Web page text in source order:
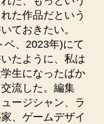
た作品だという
ておきたい。
ベ、2023年)にて
たように、私は
生になったばか
流した。編集
ージシャン、ラ
、ゲームデザイ